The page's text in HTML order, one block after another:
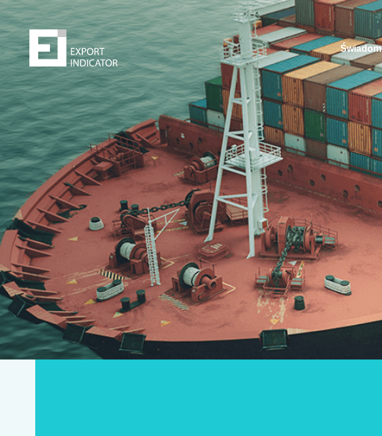
Zamów raport
Decydując się na zakup raportu,kupujeszz jednej strony
bezpieczeństwoz drugiej zwiększasz swoje szanse
na sukces.
Zyskujesz prawdziwą przewagę konkurencyjną. Może to Twoja
najlepsza inwestycja w życiu
!